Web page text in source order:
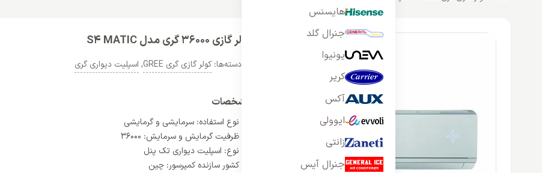
هایسنس
جنرال گلد
یونیوا
کریر
آکس
ایوولی
زانتی
جنرال آیس
کولر گازی 36000 گری مدل S4 MATIC
دسته‌ها: کولر گازی گری GREE , اسپلیت دیواری گری
مشخصات
نوع استفاده: سرمایشی و گرمایشی
ظرفیت گرمایش و سرمایش: 36000
نوع: اسپلیت دیواری تک پنل
کشور سازنده کمپرسور: چین